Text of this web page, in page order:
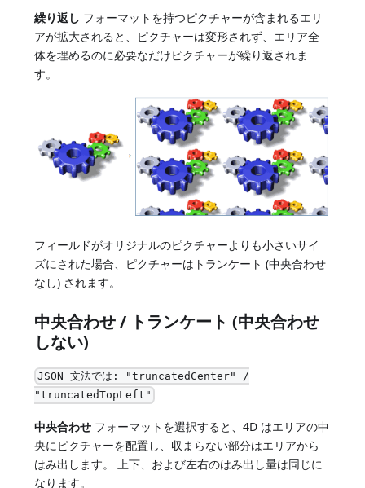
繰り返し フォーマットを持つピクチャーが含まれるエリ
アが拡大されると、ピクチャーは変形されず、エリア全
体を埋めるのに必要なだけピクチャーが繰り返されま
す。
フィールドがオリジナルのピクチャーよりも小さいサイ
ズにされた場合、ピクチャーはトランケート (中央合わせ
なし) されます。
中央合わせ / トランケート (中央合わせ
しない)
JSON 文法では: "truncatedCenter" /
"truncatedTopLeft"
中央合わせ フォーマットを選択すると、4D はエリアの中
央にピクチャーを配置し、収まらない部分はエリアから
はみ出します。 上下、および左右のはみ出し量は同じに
なります。